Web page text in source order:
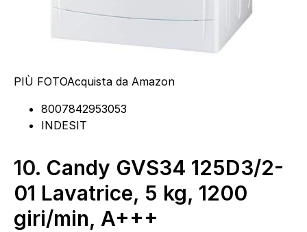
PIÙ FOTOAcquista da Amazon
8007842953053
INDESIT
10. Candy GVS34 125D3/2-
01 Lavatrice, 5 kg, 1200
giri/min, A+++